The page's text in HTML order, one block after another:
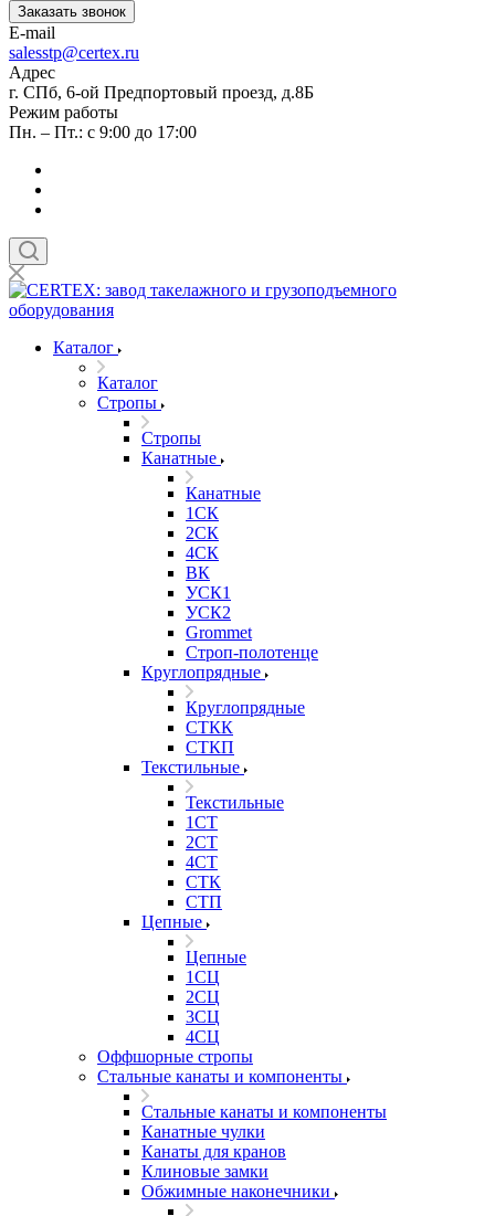
Заказать звонок
E-mail
salesstp@certex.ru
Адрес
г. СПб, 6-ой Предпортовый проезд, д.8Б
Режим работы
Пн. – Пт.: с 9:00 до 17:00
Каталог
Каталог
Стропы
Стропы
Канатные
Канатные
1СК
2СК
4СК
ВК
УСК1
УСК2
Grommet
Строп-полотенце
Круглопрядные
Круглопрядные
СТКК
СТКП
Текстильные
Текстильные
1СТ
2СТ
4СТ
СТК
СТП
Цепные
Цепные
1СЦ
2СЦ
3СЦ
4СЦ
Оффшорные стропы
Стальные канаты и компоненты
Стальные канаты и компоненты
Канатные чулки
Канаты для кранов
Клиновые замки
Обжимные наконечники